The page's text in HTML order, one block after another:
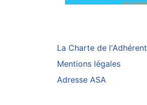
La Charte de l'Adhérent
Mentions légales
Adresse ASA